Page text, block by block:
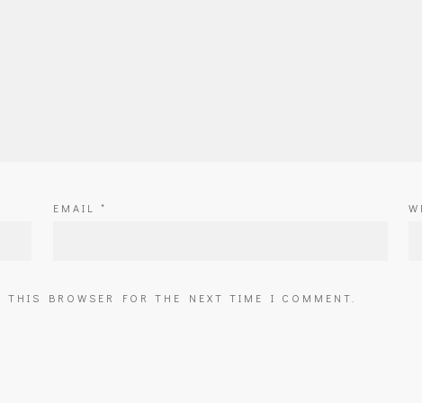
EMAIL *
BROWSER FOR THE NEXT TIME I COMMENT.